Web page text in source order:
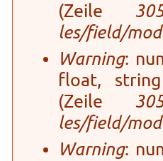
(Zeile
les/field/
Warning:
float,
(Zeile
les/field/
Warning: